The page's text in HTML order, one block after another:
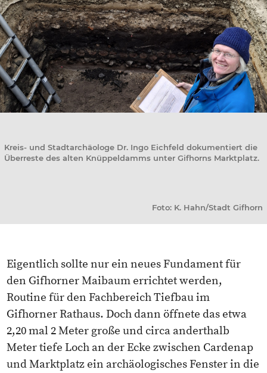
Kreis- und Stadtarchäologe Dr. Ingo Eichfeld dokumentiert die
Überreste des alten Knüppeldamms unter Gifhorns Marktplatz.
Foto: K. Hahn/Stadt Gifhorn
Eigentlich sollte nur ein neues Fundament für
den Gifhorner Maibaum errichtet werden,
Routine für den Fachbereich Tiefbau im
Gifhorner Rathaus. Doch dann öffnete das etwa
2,20 mal 2 Meter große und circa anderthalb
Meter tiefe Loch an der Ecke zwischen Cardenap
und Marktplatz ein archäologisches Fenster in die